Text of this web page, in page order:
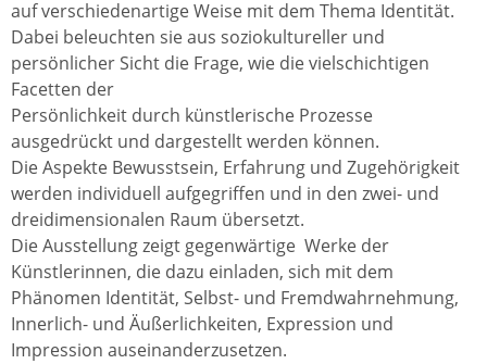
auf verschiedenartige Weise mit dem Thema Identität.
Dabei beleuchten sie aus soziokultureller und
persönlicher Sicht die Frage, wie die vielschichtigen
Facetten der
Persönlichkeit durch künstlerische Prozesse
ausgedrückt und dargestellt werden können.
Die Aspekte Bewusstsein, Erfahrung und Zugehörigkeit
werden individuell aufgegriffen und in den zwei- und
dreidimensionalen Raum übersetzt.
Die Ausstellung zeigt gegenwärtige Werke der
Künstlerinnen, die dazu einladen, sich mit dem
Phänomen Identität, Selbst- und Fremdwahrnehmung,
Innerlich- und Äußerlichkeiten, Expression und
Impression auseinanderzusetzen.